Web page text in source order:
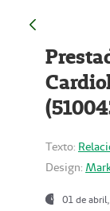
Texto:
Design:
01 de